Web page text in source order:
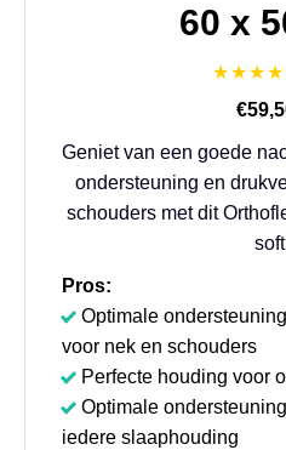
60 x
Geniet van een goede
ondersteuning en
schouders met dit
Pros:
Optimale
voor nek en schouders
Perfecte houding voor
Optimale
iedere slaaphouding